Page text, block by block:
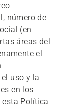
número de
(en
áreas del
el
uso y la
en los
esta Política